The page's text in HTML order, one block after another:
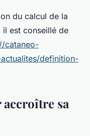
du calcul de la
est conseillé de
cataneo-
definition-
sa